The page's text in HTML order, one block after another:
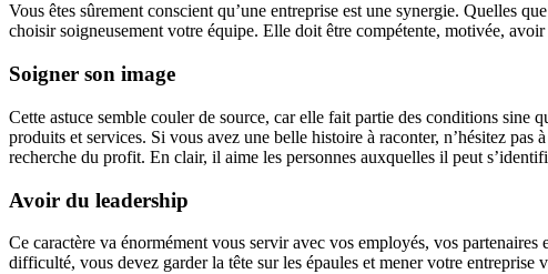
Vous êtes sûrement conscient qu’une entreprise est une synergie. Quelles
choisir soigneusement votre équipe. Elle doit être compétente, motivée,
Soigner son image
Cette astuce semble couler de source, car elle fait partie des conditions sine
produits et services. Si vous avez une belle histoire à raconter, n’hésitez
recherche du profit. En clair, il aime les personnes auxquelles il peut
Avoir du leadership
Ce caractère va énormément vous servir avec vos employés, vos
difficulté, vous devez garder la tête sur les épaules et mener votre entreprise